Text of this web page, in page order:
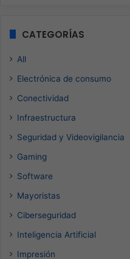
CATEGORÍAS
All
Electrónica de consumo
Conectividad
Infraestructura
Seguridad y Videovigilancia
Gaming
Software
Mayoristas
Ciberseguridad
Inteligencia Artificial
Impresión